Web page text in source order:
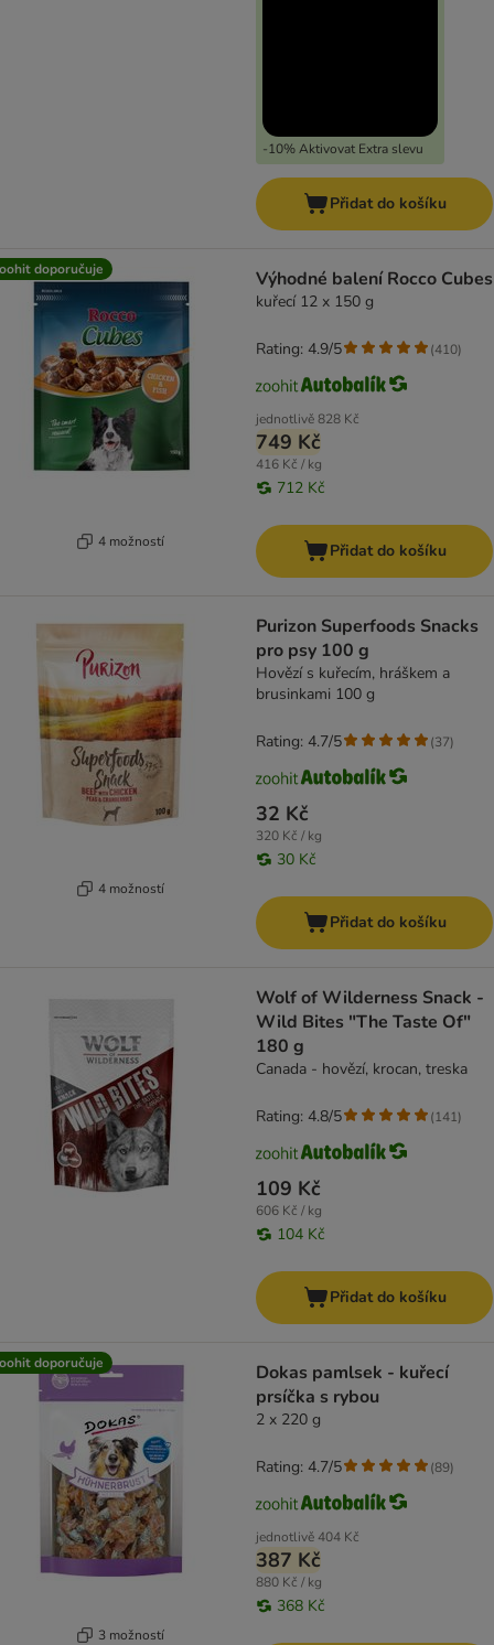
-10% Aktivovat Extra slevu
Přidat do košíku
doporučuje
4 možností
Výhodné balení Rocco Cubes
kuřecí 12 x 150 g
jednotlivě828 Kč
749 Kč
416 Kč / kg
712 Kč
Rating: 4.9/5 (410)
Přidat do košíku
4 možností
Purizon Superfoods Snacks
pro psy 100 g
Hovězí s kuřecím, hráškem a
brusinkami 100 g
32 Kč
320 Kč / kg
30 Kč
Rating: 4.7/5 (37)
Přidat do košíku
Wolf of Wilderness Snack -
Wild Bites "The Taste Of"
180 g
Canada - hovězí, krocan, treska
109 Kč
606 Kč / kg
104 Kč
Rating: 4.8/5 (141)
Přidat do košíku
doporučuje
3 možností
Dokas pamlsek - kuřecí
prsíčka s rybou
2 x 220 g
jednotlivě404 Kč
387 Kč
880 Kč / kg
368 Kč
Rating: 4.7/5 (89)